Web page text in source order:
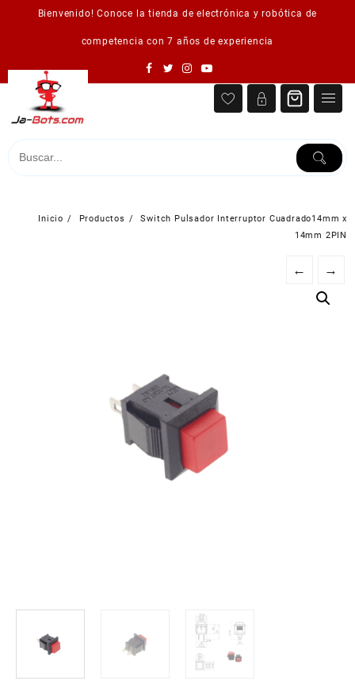
Bienvenido! Conoce la tienda de electrónica y robótica de
competencia con 7 años de experiencia
Inicio Productos
Switch Pulsador Interruptor Cuadrado14mm x
14mm 2PIN
← →